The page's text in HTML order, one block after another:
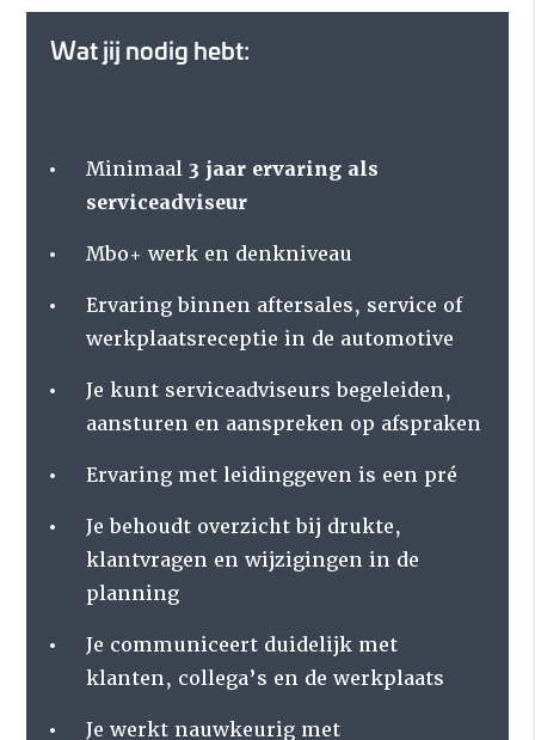
Wat jij nodig hebt:
Minimaal3 jaar ervaring als
serviceadviseur
Mbo+ werk en denkniveau
Ervaring binnen aftersales, service of
werkplaatsreceptie in de automotive
Je kunt serviceadviseurs begeleiden,
aansturen en aanspreken op afspraken
Ervaring met leidinggeven is een pré
Je behoudt overzicht bij drukte,
klantvragen en wijzigingen in de
planning
Je communiceert duidelijk met
klanten, collega’s en de werkplaats
Je werkt nauwkeurig met